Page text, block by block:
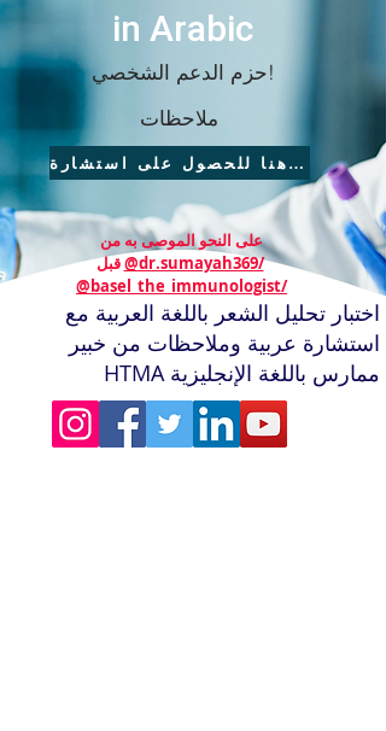
in Arabic
حزم الدعم الشخصي!
ملاحظات
انقر هنا للحصول على استشارة
على النحو الموصى به من
قبل@dr.sumayah369/
@basel_the_immunologist/
اختبار تحليل الشعر باللغة العربية مع
استشارة عربية وملاحظات من خبير
HTMA ممارس باللغة الإنجليزية